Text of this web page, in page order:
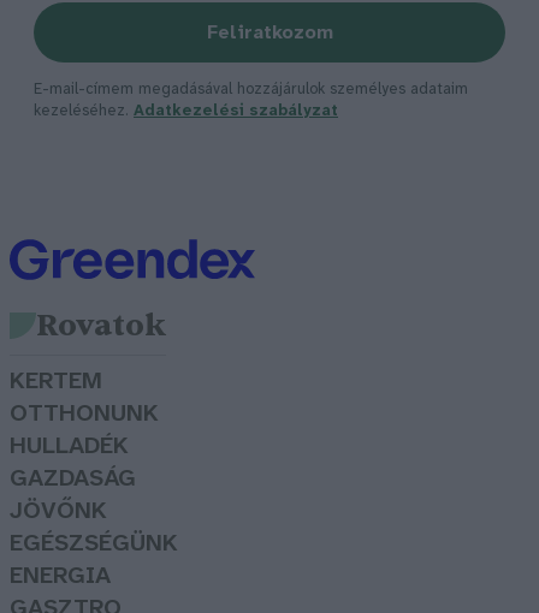
Feliratkozom
E-mail-címem megadásával hozzájárulok személyes adataim
kezeléséhez. Adatkezelési szabályzat
Rovatok
KERTEM
OTTHONUNK
HULLADÉK
GAZDASÁG
JÖVŐNK
EGÉSZSÉGÜNK
ENERGIA